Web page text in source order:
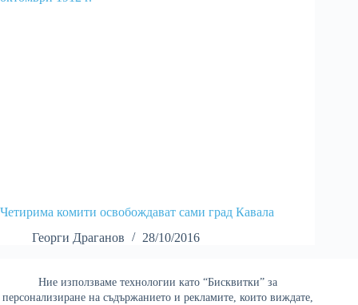
Ние използваме технологии като “Бисквитки” за
персонализиране на съдържанието и рекламите, които виждате,
Четирима комити освобождават сами град Кавала
Георги Драганов
28/10/2016